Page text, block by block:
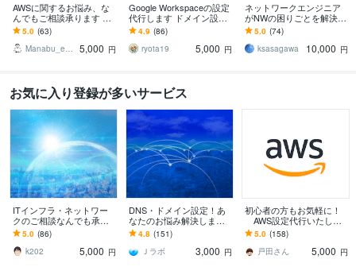
AWSに関するお悩み、な
んでもご相談承ります 設
計・構築・運用をサポー
ト ！気軽にご相談くださ
い
5.0 (63)
Manabu_engineer
5,000 円
Google Workspaceの設定
代行します ドメイン設定
からメールセキュリティ
設定まで丸ごとサポー
ト！
4.9 (86)
ryota19
5,000 円
ネットワークエンジニア
がNWの困りごとを解決し
ます NWしかできないけ
ど、NWにはめちゃくちゃ
詳しい
5.0 (74)
ksasagawa
10,000 円
お気に入り登録が多いサービス
ITインフラ・ネットワー
クのご相談なんでも承り
ます 個人・法人 両方対
応可能です！
5.0 (86)
k202
5,000 円
DNS・ドメイン設定！あ
なたのお悩み解決します
DNS・ドメイン設定にお
困りの方や初心者の方
へ！
4.8 (151)
Ｊラボ
3,000 円
初心者の方もお気軽に！
AWS設定代行いたしま
す AWS設計や構築などを
AWSエンジニアに気軽に
ご相談下さい
5.0 (158)
戸田さん
5,000 円